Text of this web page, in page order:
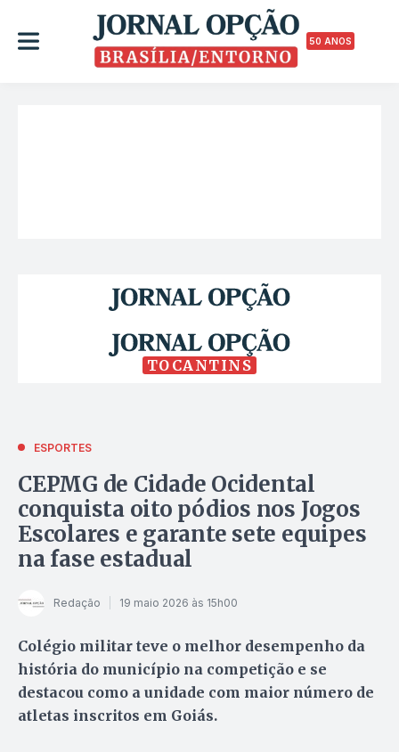
50 ANOS
TOCANTINS
ESPORTES
CEPMG de Cidade Ocidental
conquista oito pódios nos Jogos
Escolares e garante sete equipes
na fase estadual
Redação 19 maio 2026 às 15h00
Colégio militar teve o melhor desempenho da
história do município na competição e se
destacou como a unidade com maior número de
atletas inscritos em Goiás.